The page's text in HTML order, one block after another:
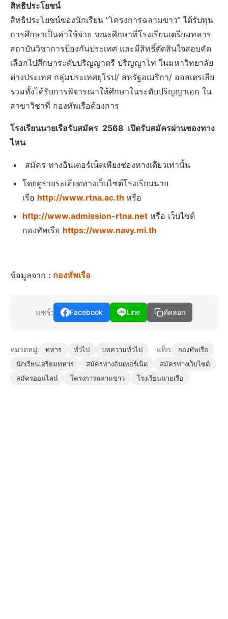
สิทธิประโยชน์
สิทธิประโยชน์ของนักเรียน “โครงการฉลามขาว” ได้รับทุน
การศึกษาเป็นค่าใช้จ่าย ขณะศึกษาที่โรงเรียนเตรียมทหาร
สถาบันวิชาการป้องกันประเทศ และมีสิทธิ์ตัดสินใจสอบคัด
เลือกไปศึกษาระดับปริญญาตรี ปริญญาโท ในมหาวิทยาลัย
ต่างประเทศ กลุ่มประเทศยุโรป/ สหรัฐอเมริกา/ ออสเตรเลีย
รวมทั้งได้รับการพิจารณาให้ศึกษาในระดับปริญญาเอก ใน
สาขาวิชาที่ กองทัพเรือต้องการ
โรงเรียนนายเรือรับสมัคร 2568 เปิดรับสมัครผ่านชองทาง
ไหน
สมัคร ทางอินเตอร์เน็ตเพียงช่องทางเดียวเท่านั้น
โดยดูรายระเอียดทางเว็บไซต์โรงเรียนนาย
เรือ http://www.rtna.ac.th หรือ
http://www.admission-rtna.net หรือ เว็บไซต์
กองทัพเรือ https://www.navy.mi.th
ข้อมูลจาก : กองทัพเรือ
แชร์: Facebook Line คัดลอก
หมวดหมู่: ทหาร ทั่วไป บทความทั่วไป แท็ก:
กองทัพเรือ
นักเรียนเตรียมทหาร
สมัครทางอินเทอร์เน็ต
สมัครทางเว็บไซต์
สมัครออนไลน์
โครงการฉลามขาว โรงเรียนนายเรือ